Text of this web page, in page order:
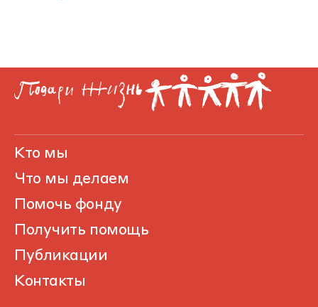
Кто мы
Что мы делаем
Помочь фонду
Получить помощь
Публикации
Контакты